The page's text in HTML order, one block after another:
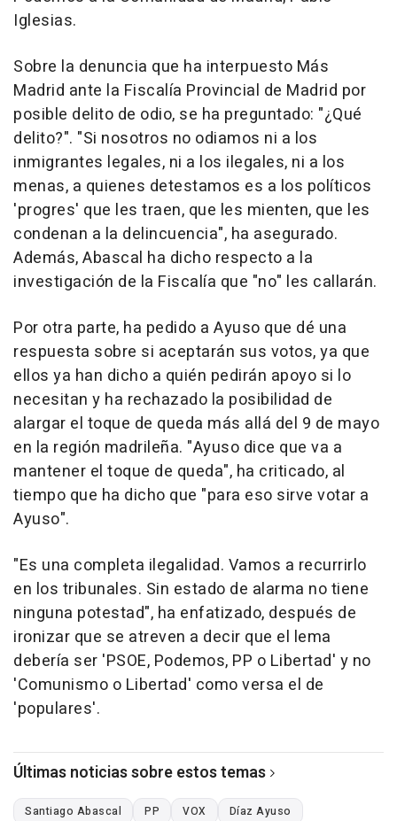
Iglesias.
Sobre la denuncia que ha interpuesto Más
Madrid ante la Fiscalía Provincial de Madrid por
posible delito de odio, se ha preguntado: "¿Qué
delito?". "Si nosotros no odiamos ni a los
inmigrantes legales, ni a los ilegales, ni a los
menas, a quienes detestamos es a los políticos
'progres' que les traen, que les mienten, que les
condenan a la delincuencia", ha asegurado.
Además, Abascal ha dicho respecto a la
investigación de la Fiscalía que "no" les callarán.
Por otra parte, ha pedido a Ayuso que dé una
respuesta sobre si aceptarán sus votos, ya que
ellos ya han dicho a quién pedirán apoyo si lo
necesitan y ha rechazado la posibilidad de
alargar el toque de queda más allá del 9 de mayo
en la región madrileña. "Ayuso dice que va a
mantener el toque de queda", ha criticado, al
tiempo que ha dicho que "para eso sirve votar a
Ayuso".
"Es una completa ilegalidad. Vamos a recurrirlo
en los tribunales. Sin estado de alarma no tiene
ninguna potestad", ha enfatizado, después de
ironizar que se atreven a decir que el lema
debería ser 'PSOE, Podemos, PP o Libertad' y no
'Comunismo o Libertad' como versa el de
'populares'.
Últimas noticias sobre estos temas
Santiago Abascal PP VOX Díaz Ayuso